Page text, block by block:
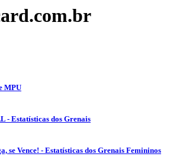
MPU
- Estatísticas dos Grenais
se Vence! - Estatísticas dos Grenais Femininos